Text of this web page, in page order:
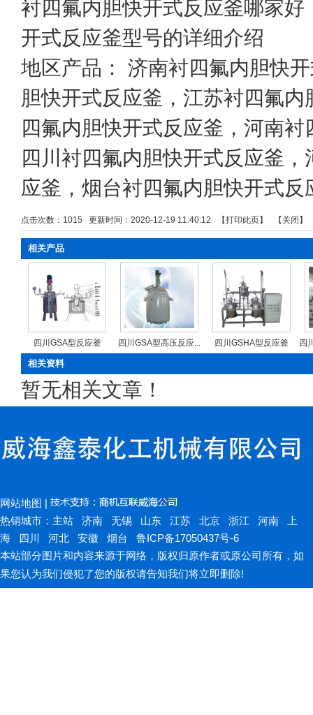
衬四氟内胆快开式反应釜哪家
开式反应釜型号的详细介绍
地区产品： 济南衬四氟内胆快
胆快开式反应釜 ， 江苏衬四氟内
四氟内胆快开式反应釜 ， 河南衬
四川衬四氟内胆快开式反应釜 ，
应釜 ， 烟台衬四氟内胆快开式反
点击次数： 1015 更新时间：2020-12-19 11:40:12 【打印此页】 【关闭】
相关产品
四川GSA型反应釜 四川GSA型高压反应... 四川GSHA型反应釜 四
相关资料
暂无相关文章！
网站地图 |
热销城市： 主站 济南 无锡 山东 江苏 北京 浙江 河南
上
海
四川 河北 安徽 烟台
鲁ICP备17050437号-6
本站部分图片和内容来源于网络，版权归原作者或原公司所有，如
果您认为我们侵犯了您的版权请告知我们将立即删除!